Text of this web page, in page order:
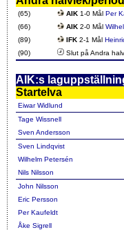
(65) AIK 1-0 Mål Per
(66)
AIK 2-0 Mål
(89)
IFK 2-1 Mål
(90)
Slut på Andra
AIK:s
Startelva
Eiwar Widlund
Tage Wissnell
Sven Andersson
Sven Lindqvist
Wilhelm Petersén
Nils Nilsson
John Nilsson
Eric Persson
Per Kaufeldt
Åke Sigrell